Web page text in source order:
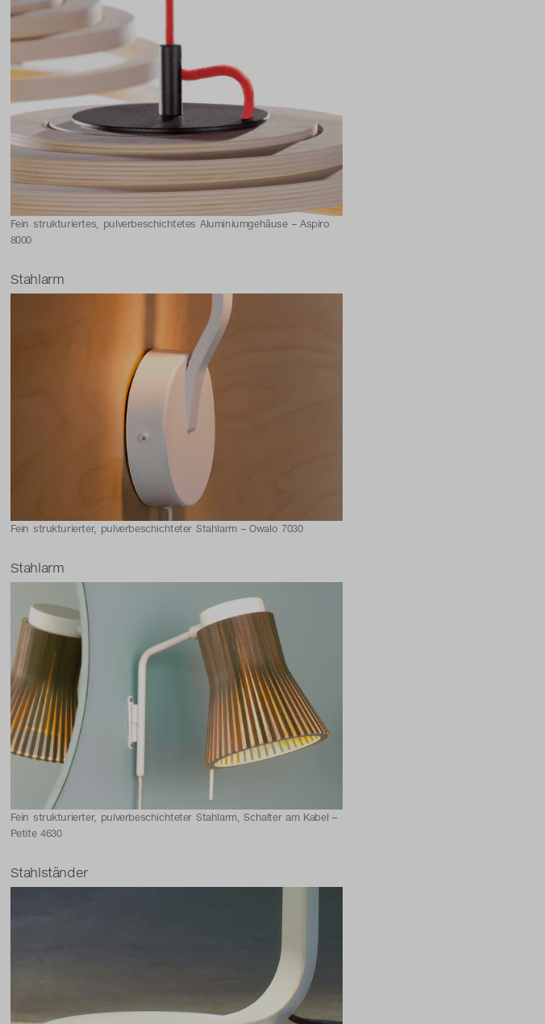
Fein strukturiertes, pulverbeschichtetes Aluminiumgehäuse – Aspiro
8000
Stahlarm
Fein strukturierter, pulverbeschichteter Stahlarm – Owalo 7030
Stahlarm
Fein strukturierter, pulverbeschichteter Stahlarm, Schalter am Kabel –
Petite 4630
Stahlständer